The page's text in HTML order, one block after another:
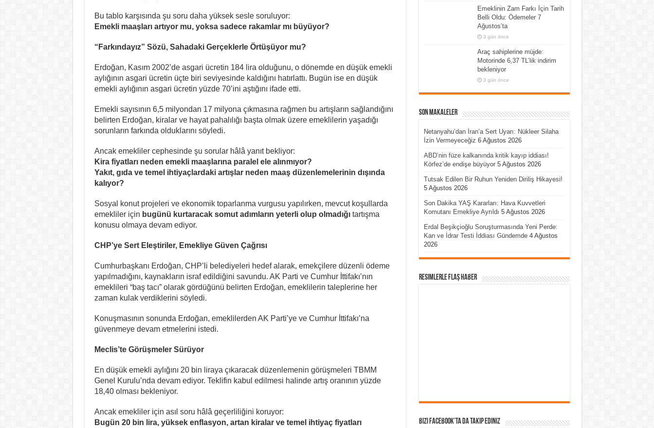
Bu tablo karşısında şu soru daha yüksek sesle soruluyor:
Emekli maaşları artıyor mu, yoksa sadece rakamlar mı büyüyor?
“Farkındayız” Sözü, Sahadaki Gerçeklerle Örtüşüyor mu?
Erdoğan, Kasım 2002’de asgari ücretin 184 lira olduğunu, o dönemde en düşük emekli
aylığının asgari ücretin üçte biri seviyesinde kaldığını hatırlattı. Bugün ise en düşük
emekli aylığının asgari ücretin yüzde 70’ini aştığını ifade etti.
Emekli sayısının 6,5 milyondan 17 milyona çıkmasına rağmen bu artışların sağlandığını
belirten Erdoğan, kiralar ve hayat pahalılığı başta olmak üzere emeklilerin yaşadığı
sorunların farkında olduklarını söyledi.
Ancak emekliler cephesinde şu sorular hâlâ yanıt bekliyor:
Kira fiyatları neden emekli maaşlarına paralel ele alınmıyor?
Yakıt, gıda ve temel ihtiyaçlardaki artışlar neden maaş düzenlemelerinin dışında
kalıyor?
Sosyal konut projeleri ve ekonomik toparlanma vurgusu yapılırken, mevcut koşullarda
emekliler için bugünü kurtaracak somut adımların yeterli olup olmadığıtartışma
konusu olmaya devam ediyor.
CHP’ye Sert Eleştiriler, Emekliye Güven Çağrısı
Cumhurbaşkanı Erdoğan, CHP’li belediyeleri hedef alarak, emekçilere düzenli ödeme
yapılmadığını, kaynakların israf edildiğini savundu. AK Parti ve Cumhur İttifakı’nın
emeklileri “baş tacı” olarak gördüğünü belirten Erdoğan, emeklilerin taleplerine her
zaman kulak verdiklerini söyledi.
Konuşmasının sonunda Erdoğan, emeklilerden AK Parti’ye ve Cumhur İttifakı’na
güvenmeye devam etmelerini istedi.
Meclis’te Görüşmeler Sürüyor
En düşük emekli aylığını 20 bin liraya çıkaracak düzenlemenin görüşmeleri TBMM
Genel Kurulu’nda devam ediyor. Teklifin kabul edilmesi halinde artış oranının yüzde
18,40 olması bekleniyor.
Ancak emekliler için asıl soru hâlâ geçerliliğini koruyor:
Bugün 20 bin lira, yüksek enflasyon, artan kiralar ve temel ihtiyaç fiyatları
Emeklinin Zam Farkı İçin Tarih
Belli Oldu: Ödemeler 7
Ağustos’ta
3 gün önce
Araç sahiplerine müjde:
Motorinde 6,37 TL’lik indirim
bekleniyor
3 gün önce
Son Makaleler
Netanyahu’dan İran’a Sert Uyarı: Nükleer Silaha
İzin Vermeyeceğiz 6 Ağustos 2026
ABD’nin füze kalkanında kritik kayıp iddiası!
Körfez’de endişe büyüyor 5 Ağustos 2026
Tutsak Edilen Bir Ruhun Yeniden Diriliş Hikayesi!
5 Ağustos 2026
Son Dakika YAŞ Kararları: Hava Kuvvetleri
Komutanı Emekliye Ayrıldı 5 Ağustos 2026
Erdal Beşikçioğlu Soruşturmasında Yeni Perde:
Kan ve İdrar Testi İddiası Gündemde 4 Ağustos
2026
Resimlerle Flaş Haber
Bizi Facebook’ta da takip Ediniz